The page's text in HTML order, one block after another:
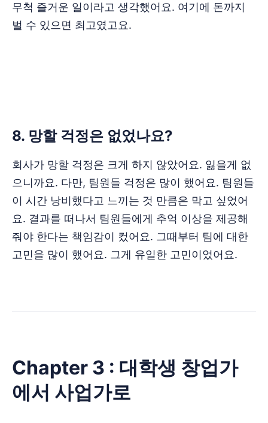
무척 즐거운 일이라고 생각했어요. 여기에 돈까지
벌 수 있으면 최고였고요.
‌‌‌‌‌‌8. 망할 걱정은 없었나요?
회사가 망할 걱정은 크게 하지 않았어요. 잃을게 없
으니까요. 다만, 팀원들 걱정은 많이 했어요. 팀원들
이 시간 낭비했다고 느끼는 것 만큼은 막고 싶었어
요. 결과를 떠나서 팀원들에게 추억 이상을 제공해
줘야 한다는 책임감이 컸어요. 그때부터 팀에 대한
고민을 많이 했어요. 그게 유일한 고민이었어요.
Chapter 3 : 대학생 창업가
에서 사업가로